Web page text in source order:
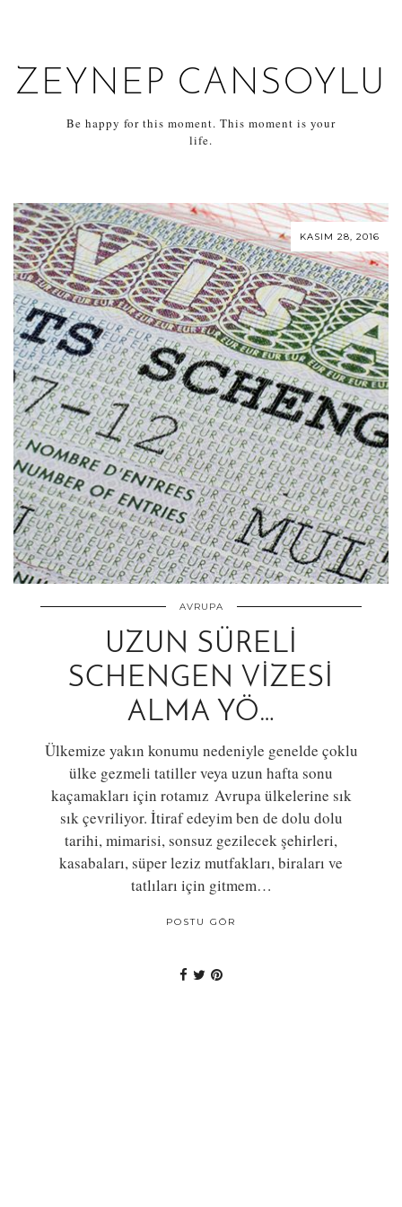
ZEYNEP CANSOYLU
Be happy for this moment. This moment is your
life.
KASIM 28, 2016
AVRUPA
UZUN SÜRELI
SCHENGEN VIZESI
ALMA YÖ…
Ülkemize yakın konumu nedeniyle genelde çoklu
ülke gezmeli tatiller veya uzun hafta sonu
kaçamakları için rotamız Avrupa ülkelerine sık
sık çevriliyor. İtiraf edeyim ben de dolu dolu
tarihi, mimarisi, sonsuz gezilecek şehirleri,
kasabaları, süper leziz mutfakları, biraları ve
tatlıları için gitmem…
POSTU GÖR